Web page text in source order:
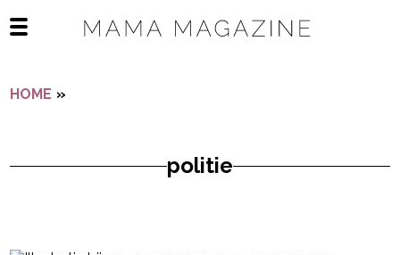
Open het mobiele menu
HOME »
politie